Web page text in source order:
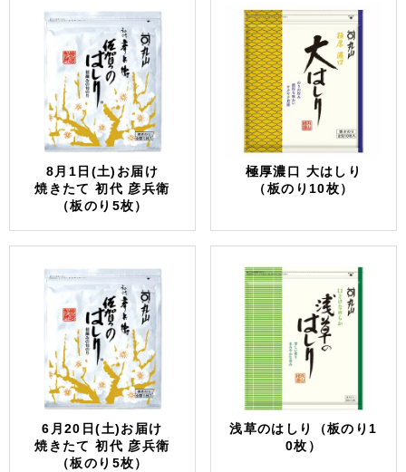
8月1日(土)お届け
焼きたて 初代 彦兵衛
（板のり5枚）
極厚濃口 大はしり
（板のり10枚）
6月20日(土)お届け
焼きたて 初代 彦兵衛
（板のり5枚）
浅草のはしり（板のり1
0枚）